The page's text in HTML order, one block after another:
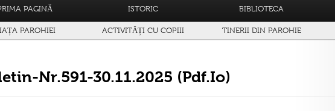
PAGINĂ ISTORIC BIBLIOTECA
PAROHIEI ACTIVITĂȚI CU COPIII TINERII DIN PAROHIE
Nr.591-30.11.2025 (pdf.io)